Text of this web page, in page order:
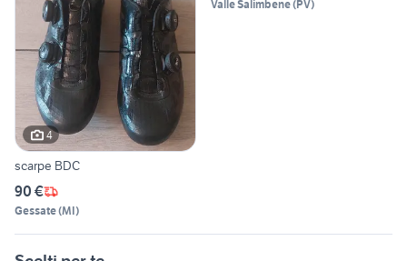
4
scarpe BDC
90 €
Gessate(MI)
Valle Salimbene(PV)